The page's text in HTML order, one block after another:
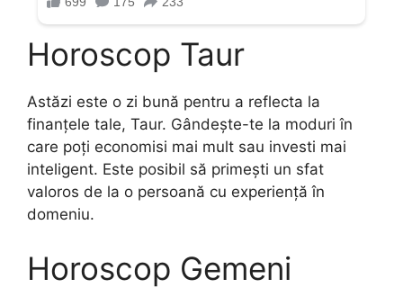
Horoscop Taur
Astăzi este o zi bună pentru a reflecta la
finanțele tale, Taur. Gândește-te la moduri în
care poți economisi mai mult sau investi mai
inteligent. Este posibil să primești un sfat
valoros de la o persoană cu experiență în
domeniu.
Horoscop Gemeni